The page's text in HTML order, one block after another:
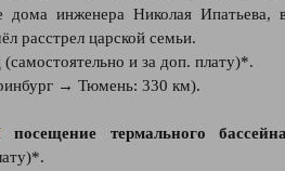
дома инженера Николая Ипатьева,
расстрел царской семьи.
(самостоятельно и за доп. плату)*.
→ Тюмень: 330 км).
посещение термального